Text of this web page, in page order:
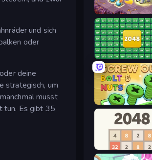
und sich
oder
deine
strategisch, um
musst
tun. Es gibt 35
Mergest Kingdom
2048 Merge Blocks
2048